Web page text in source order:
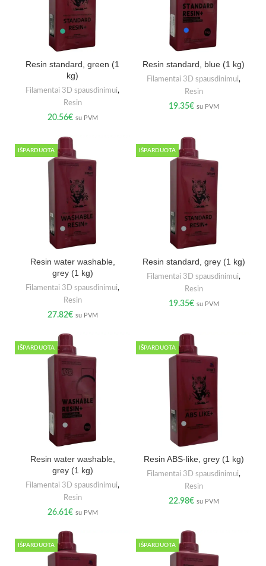
Resin standard, green (1
kg)
Filamentai 3D spausdinimui,
Resin
20.56€ su PVM
Resin standard, blue (1 kg)
Filamentai 3D spausdinimui,
Resin
19.35€ su PVM
IŠPARDUOTA
Resin water washable,
grey (1 kg)
Filamentai 3D spausdinimui,
Resin
27.82€ su PVM
IŠPARDUOTA
Resin standard, grey (1 kg)
Filamentai 3D spausdinimui,
Resin
19.35€ su PVM
IŠPARDUOTA
Resin water washable,
grey (1 kg)
Filamentai 3D spausdinimui,
Resin
26.61€ su PVM
IŠPARDUOTA
Resin ABS-like, grey (1 kg)
Filamentai 3D spausdinimui,
Resin
22.98€ su PVM
IŠPARDUOTA IŠPARDUOTA